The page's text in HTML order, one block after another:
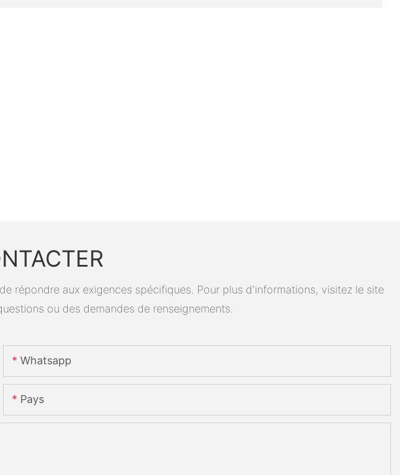
répondre aux exigences spécifiques. Pour plus d'informations, visitez le site
ou des demandes de renseignements.
Whatsapp
Pays